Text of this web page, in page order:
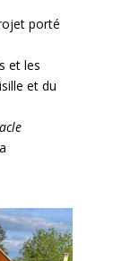
porté
et les
et du